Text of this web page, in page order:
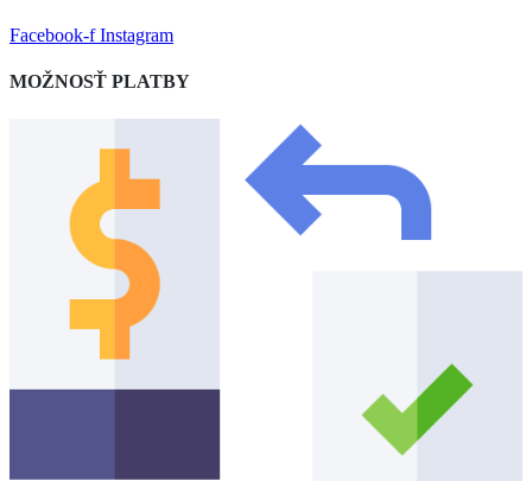
Facebook-f Instagram
MOŽNOSŤ PLATBY